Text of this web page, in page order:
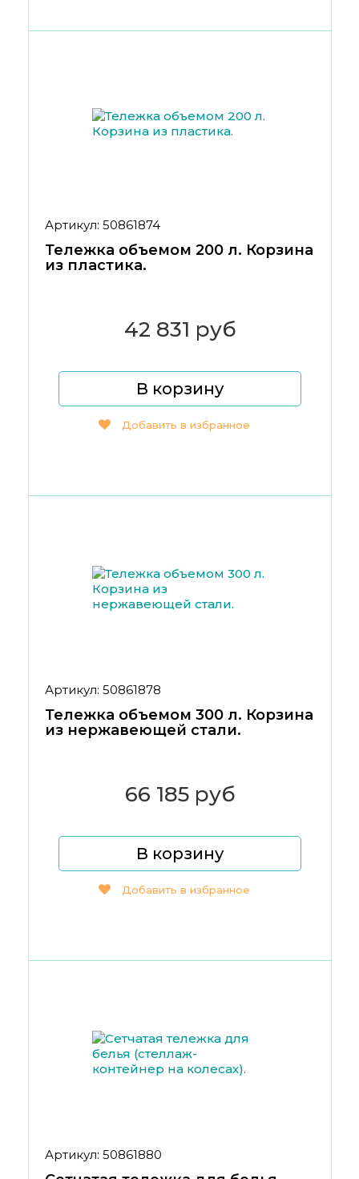
Артикул: 50861874
Тележка объемом 200 л. Корзина
из пластика.
42 831 руб
В корзину
Добавить в избранное
Артикул: 50861878
Тележка объемом 300 л. Корзина
из нержавеющей стали.
66 185 руб
В корзину
Добавить в избранное
Артикул: 50861880